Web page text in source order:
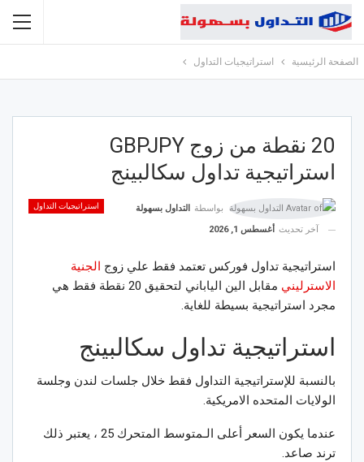
الصفحة الرئيسية استراتيجيات التداول
20 نقطة من زوج GBPJPY
استراتيجية تداول سكالبينج
استراتيجيات التداول بواسطة
التداول بسهولة
آخر تحديث
أغسطس 1, 2026
استراتيجية تداول فوركس تعتمد فقط علي زوج الجنية
الاسترليني
مقابل الين الياباني لتحقيق 20 نقطة فقط هي
مجرد استراتيجية بسيطة للغاية.
استراتيجية تداول سكالبينج
بالنسبة للإستراتيجية التداول فقط خلال جلسات لندن وجلسة
الولايات المتحده الامريكية.
عندما يكون السعر أعلى الـمتوسط المتحرك 25 ، يعتبر ذلك
ترند صاعد.